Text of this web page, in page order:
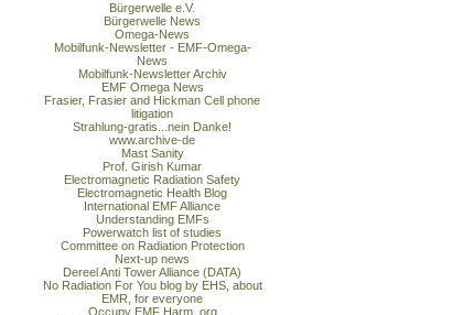
Bürgerwelle e.V.
Bürgerwelle News
Omega-News
Mobilfunk-Newsletter - EMF-Omega-
News
Mobilfunk-Newsletter Archiv
EMF Omega News
Frasier, Frasier and Hickman Cell phone
litigation
Strahlung-gratis...nein Danke!
www.archive-de
Mast Sanity
Prof. Girish Kumar
Electromagnetic Radiation Safety
Electromagnetic Health Blog
International EMF Alliance
Understanding EMFs
Powerwatch list of studies
Committee on Radiation Protection
Next-up news
Dereel Anti Tower Alliance (DATA)
No Radiation For You blog by EHS, about
EMR, for everyone
Occupy EMF Harm. org